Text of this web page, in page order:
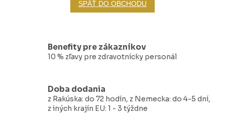
SPÄŤ DO OBCHODU
Benefity pre zákazníkov
10 % zľavy pre zdravotnícky personál
Doba dodania
z Rakúska: do 72 hodín, z Nemecka: do 4-5 dní,
z iných krajín EU: 1 - 3 týždne